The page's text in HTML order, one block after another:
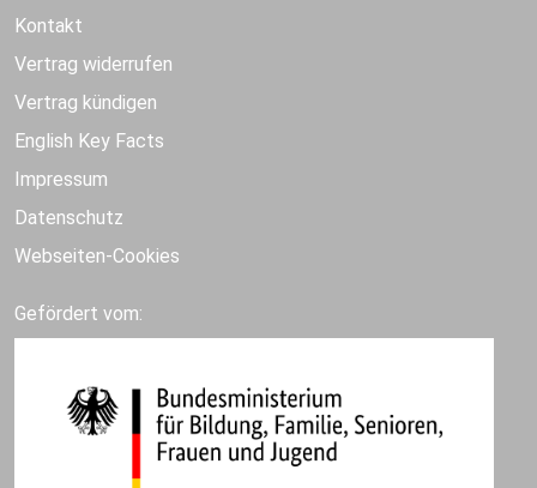
Kontakt
Vertrag widerrufen
Vertrag kündigen
English Key Facts
Impressum
Datenschutz
Webseiten-Cookies
Gefördert vom: